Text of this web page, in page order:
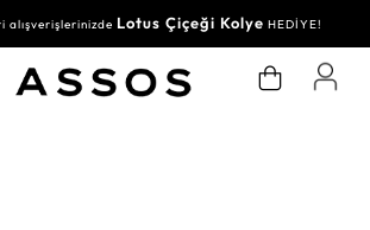
Lotus Çiçeği Kolye HEDİYE!